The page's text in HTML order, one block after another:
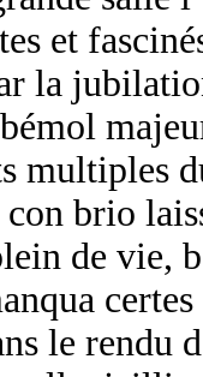
et
la
multiples
brio
de vie,
le rendu